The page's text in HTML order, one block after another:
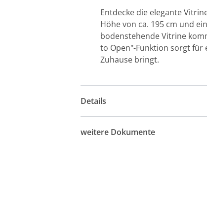
Entdecke die elegante
Höhe von ca. 195 cm und
bodenstehende Vitrine
to Open"-Funktion sorgt für
Zuhause bringt.
Details
weitere Dokumente